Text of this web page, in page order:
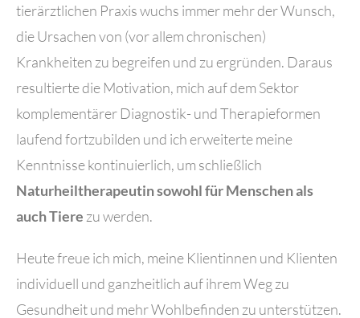
tierärztlichen Praxis wuchs immer mehr der Wunsch,
die Ursachen von (vor allem chronischen)
Krankheiten zu begreifen und zu ergründen. Daraus
resultierte die Motivation, mich auf dem Sektor
komplementärer Diagnostik- und Therapieformen
laufend fortzubilden und ich erweiterte meine
Kenntnisse kontinuierlich, um schließlich
Naturheiltherapeutin sowohl für Menschen als
auch Tiere zu werden.
Heute freue ich mich, meine Klientinnen und Klienten
individuell und ganzheitlich auf ihrem Weg zu
Gesundheit und mehr Wohlbefinden zu unterstützen.